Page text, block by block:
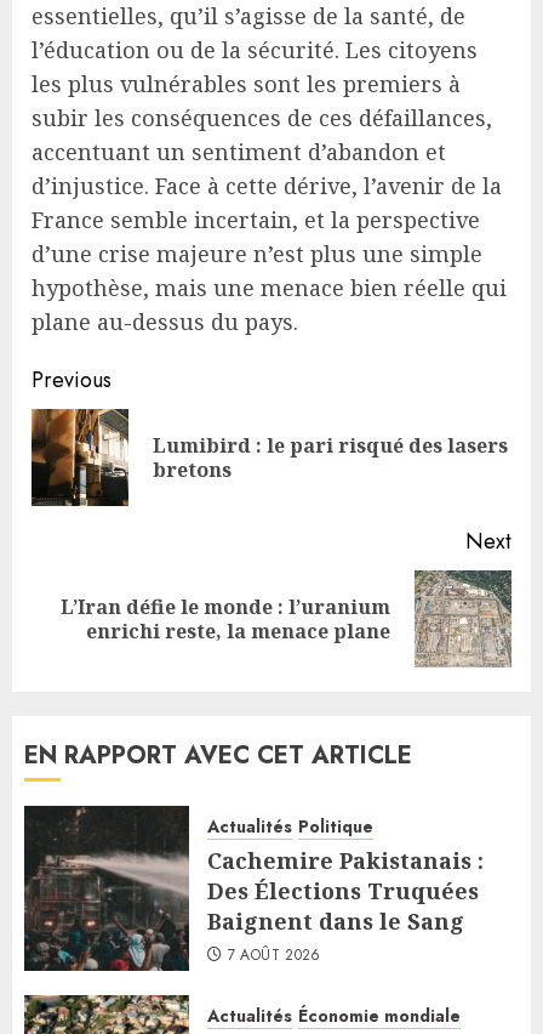
essentielles, qu’il s’agisse de la santé, de
l’éducation ou de la sécurité. Les citoyens
les plus vulnérables sont les premiers à
subir les conséquences de ces défaillances,
accentuant un sentiment d’abandon et
d’injustice. Face à cette dérive, l’avenir de la
France semble incertain, et la perspective
d’une crise majeure n’est plus une simple
hypothèse, mais une menace bien réelle qui
plane au-dessus du pays.
Continue
Reading
Previous
Lumibird : le pari risqué des lasers
bretons
Next
Next
L’Iran défie le monde : l’uranium
enrichi reste, la menace plane
EN RAPPORT AVEC CET ARTICLE
Actualités Politique
Cachemire Pakistanais :
Des Élections Truquées
Baignent dans le Sang
7 AOÛT 2026
Actualités Économie mondiale